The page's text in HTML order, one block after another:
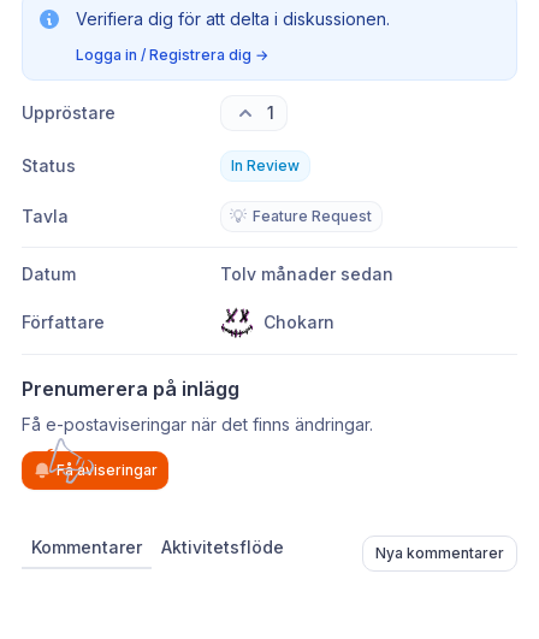
Verifiera dig för att delta i diskussionen.
Logga in / Registrera dig →
Uppröstare 1
Status In Review
Tavla 💡 Feature Request
Datum Tolv månader sedan
Författare Chokarn
Prenumerera på inlägg
Få e-postaviseringar när det finns ändringar.
Få aviseringar
Kommentarer Aktivitetsflöde Nya kommentarer